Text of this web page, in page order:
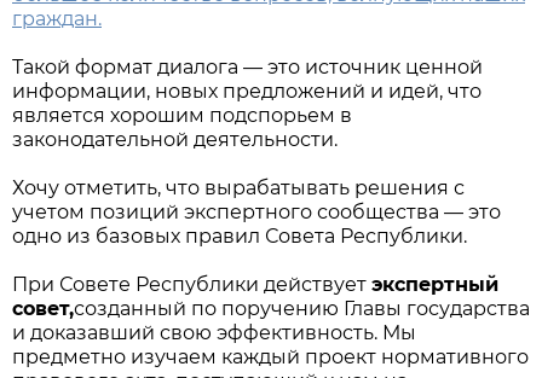
граждан.
Такой формат диалога — это источник ценной
информации, новых предложений и идей, что
является хорошим подспорьем в
законодательной деятельности.
Хочу отметить, что вырабатывать решения с
учетом позиций экспертного сообщества — это
одно из базовых правил Совета Республики.
При Совете Республики действует экспертный
совет,созданный по поручению Главы государства
и доказавший свою эффективность. Мы
предметно изучаем каждый проект нормативного